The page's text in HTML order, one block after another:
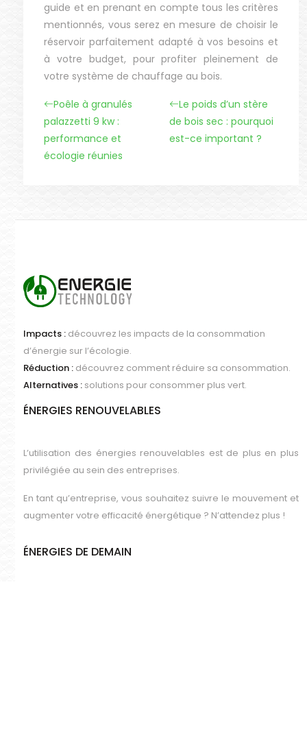
guide et en prenant en compte tous les critères
mentionnés, vous serez en mesure de choisir le
réservoir parfaitement adapté à vos besoins et
à votre budget, pour profiter pleinement de
votre système de chauffage au bois.
Poêle à granulés
palazzetti 9 kw :
performance et
écologie réunies
Le poids d’un stère
de bois sec : pourquoi
est-ce important ?
Impacts : découvrez les impacts de la consommation
d’énergie sur l’écologie.
Réduction : découvrez comment réduire sa consommation.
Alternatives : solutions pour consommer plus vert.
ÉNERGIES RENOUVELABLES
L’utilisation des énergies renouvelables est de plus en plus
privilégiée au sein des entreprises.
En tant qu’entreprise, vous souhaitez suivre le mouvement et
augmenter votre efficacité énergétique ? N’attendez plus !
ÉNERGIES DE DEMAIN